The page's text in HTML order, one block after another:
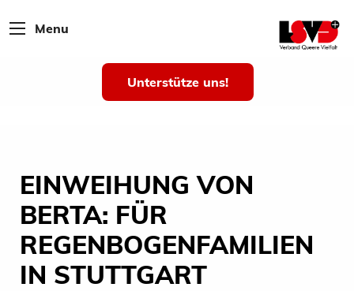
Menu
Unterstütze uns!
EINWEIHUNG VON
BERTA: FÜR
REGENBOGENFAMILIEN
IN STUTTGART